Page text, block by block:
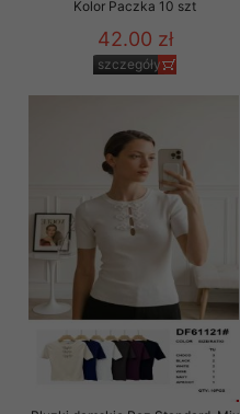
Kolor Paczka 10 szt
42.00 zł
szczegóły